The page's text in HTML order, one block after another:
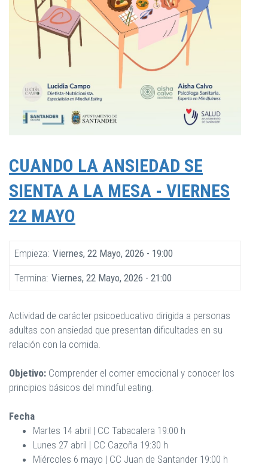
CUANDO LA ANSIEDAD SE
SIENTA A LA MESA - VIERNES
22 MAYO
Empieza Viernes, 22 Mayo, 2026 - 19:00
Termina Viernes, 22 Mayo, 2026 - 21:00
Actividad de carácter psicoeducativo dirigida a personas
adultas con ansiedad que presentan dificultades en su
relación con la comida.
Objetivo: Comprender el comer emocional y conocer los
principios básicos del mindful eating.
Fecha
Martes 14 abril | CC Tabacalera 19:00 h
Lunes 27 abril | CC Cazoña 19:30 h
Miércoles 6 mayo | CC Juan de Santander 19:00 h